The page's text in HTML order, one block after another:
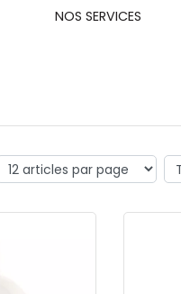
NOS SERVICES